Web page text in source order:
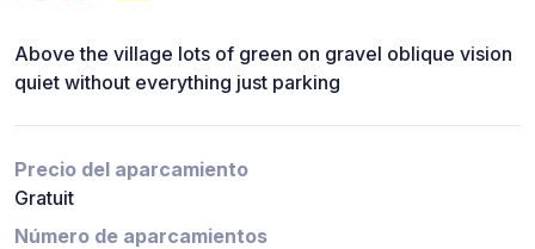
Above the village lots of green on gravel oblique vision
quiet without everything just parking
Precio del aparcamiento
Gratuit
Número de aparcamientos